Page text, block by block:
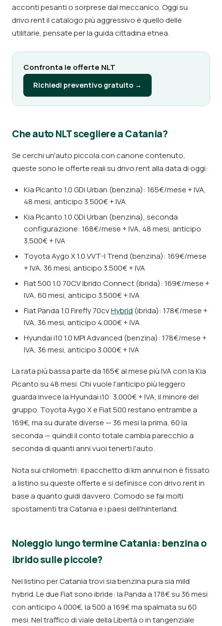
acconti pesanti o sorprese dal meccanico. Oggi su
drivo.rent il catalogo più aggressivo è quello delle
utilitarie, pensate per la guida cittadina etnea.
Confronta le offerte NLT
Richiedi preventivo gratuito →
Che auto NLT scegliere a Catania?
Se cerchi un'auto piccola con canone contenuto,
queste sono le offerte reali su drivo.rent alla data di oggi:
Kia Picanto 1.0 GDi Urban (benzina): 165€/mese + IVA,
48 mesi, anticipo 3.500€ + IVA
Kia Picanto 1.0 GDi Urban (benzina), seconda
configurazione: 168€/mese + IVA, 48 mesi, anticipo
3.500€ + IVA
Toyota Aygo X 1.0 VVT-I Trend (benzina): 169€/mese
+ IVA, 36 mesi, anticipo 3.500€ + IVA
Fiat 500 1.0 70CV Ibrido Connect (ibrida): 169€/mese +
IVA, 60 mesi, anticipo 3.500€ + IVA
Fiat Panda 1.0 Firefly 70cvHybrid (ibrida): 178€/mese +
IVA, 36 mesi, anticipo 4.000€ + IVA
Hyundai i10 1.0 MPI Advanced (benzina): 178€/mese +
IVA, 36 mesi, anticipo 3.000€ + IVA
La rata più bassa parte da 165€ al mese più IVA con la Kia
Picanto su 48 mesi. Chi vuole l'anticipo più leggero
guarda invece la Hyundai i10: 3.000€ + IVA, il minore del
gruppo. Toyota Aygo X e Fiat 500 restano entrambe a
169€, ma su durate diverse — 36 mesi la prima, 60 la
seconda — quindi il conto totale cambia parecchio a
seconda di quanti anni vuoi tenerti l'auto.
Nota sui chilometri: il pacchetto di km annui non è fissato
a listino su queste offerte e si definisce con drivo.rent in
base a quanto guidi davvero. Comodo se fai molti
spostamenti tra Catania e i paesi dell'hinterland.
Noleggio lungo termine Catania: benzina o
ibrido sulle piccole?
Nel listino per Catania trovi sia benzina pura sia mild
hybrid. Le due Fiat sono ibride: la Panda a 178€ su 36 mesi
con anticipo 4.000€, la 500 a 169€ ma spalmata su 60
mesi. Nel traffico di viale della Libertà o in tangenziale